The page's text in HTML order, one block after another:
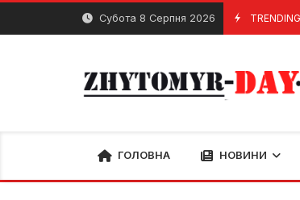
Skip
content
Субота 8 Серпня 2026 TRENDING
11 Червня, 2024
ГОЛОВНА НОВИНИ